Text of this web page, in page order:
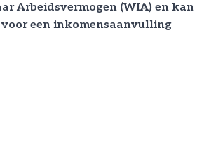
Arbeidsvermogen (WIA) en kan
een inkomensaanvulling